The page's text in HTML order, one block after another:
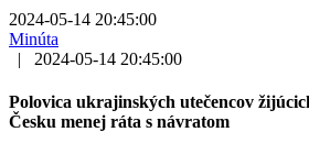
2024-05-14 20:45:00
Minúta
|
2024-05-14 20:45:00
Polovica ukrajinských utečencov
Česku menej ráta s návratom